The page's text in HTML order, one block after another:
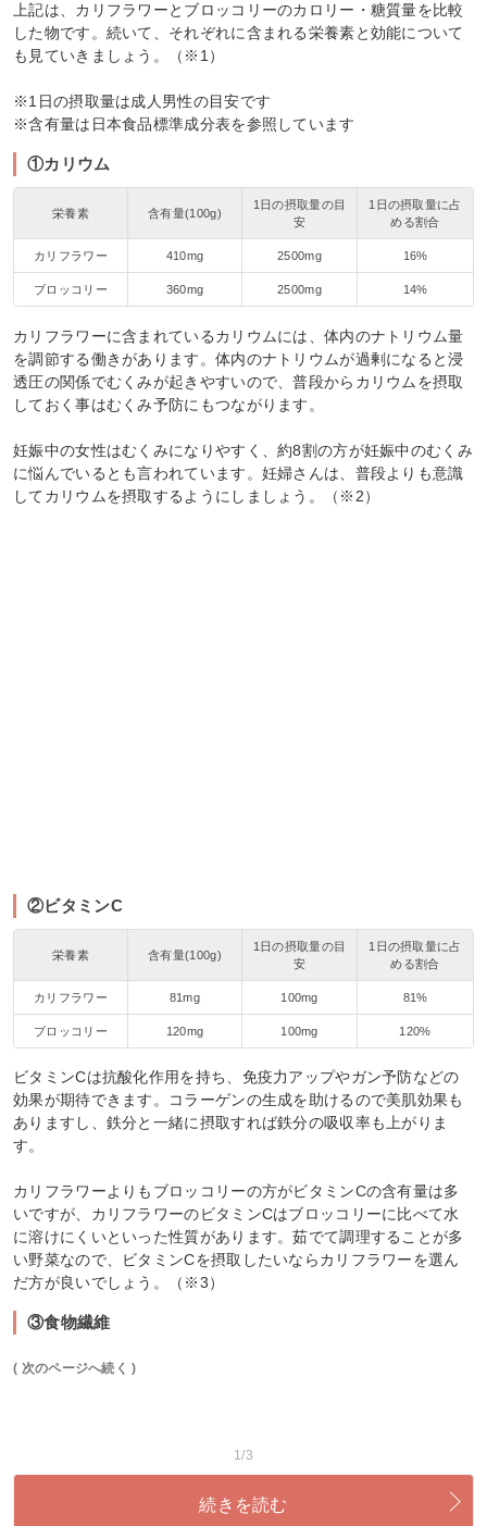
上記は、カリフラワーとブロッコリーのカロリー・糖質量を比較
した物です。続いて、それぞれに含まれる栄養素と効能について
も見ていきましょう。（※1）
※1日の摂取量は成人男性の目安です
※含有量は日本食品標準成分表を参照しています
①カリウム
栄養素 含有量(100g)
1日の摂取量の目
安
1日の摂取量に占
める割合
カリフラワー 410mg 2500mg 16%
ブロッコリー 360mg 2500mg 14%
カリフラワーに含まれているカリウムには、体内のナトリウム量
を調節する働きがあります。体内のナトリウムが過剰になると浸
透圧の関係でむくみが起きやすいので、普段からカリウムを摂取
しておく事はむくみ予防にもつながります。
妊娠中の女性はむくみになりやすく、約8割の方が妊娠中のむくみ
に悩んでいるとも言われています。妊婦さんは、普段よりも意識
してカリウムを摂取するようにしましょう。（※2）
②ビタミンC
栄養素 含有量(100g)
1日の摂取量の目
安
1日の摂取量に占
める割合
カリフラワー 81mg 100mg 81%
ブロッコリー 120mg 100mg 120%
ビタミンCは抗酸化作用を持ち、免疫力アップやガン予防などの
効果が期待できます。コラーゲンの生成を助けるので美肌効果も
ありますし、鉄分と一緒に摂取すれば鉄分の吸収率も上がりま
す。
カリフラワーよりもブロッコリーの方がビタミンCの含有量は多
いですが、カリフラワーのビタミンCはブロッコリーに比べて水
に溶けにくいといった性質があります。茹でて調理することが多
い野菜なので、ビタミンCを摂取したいならカリフラワーを選ん
だ方が良いでしょう。（※3）
③食物繊維
( 次のページへ続く )
1/3
続きを読む